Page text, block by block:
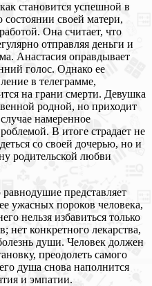
становится успешной в
состоянии своей матери,
Она считает, что
отправляя деньги и
Анастасия оправдывает
голос. Однако ее
в телеграмме,
на грани смерти. Девушка
родной, но приходит
намеренное
В итоге страдает не
со своей дочерью, но и
родительской любви
представляет
ужасных пороков человека,
нельзя избавиться только
нет конкретного лекарства,
души. Человек должен
преодолеть самого
душа снова наполнится
и эмпатии.